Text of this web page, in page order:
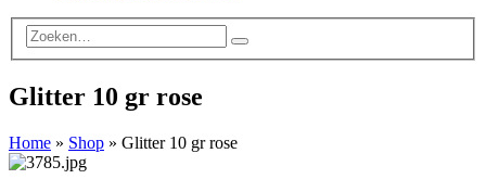
Glitter 10 gr rose
Home » Shop » Glitter 10 gr rose